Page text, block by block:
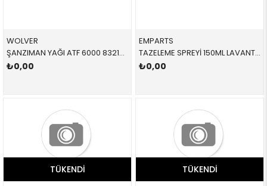
WOLVER
ŞANZIMAN YAĞI ATF 6000 83210144451 83212365933 83212365933 E46,E53,E60,E61,E63,E64,E65,E66,E70,E71,E72,E81,E8 DCT/DSG/CVT 1 LİTRE
₺0,00
EMPARTS
TAZELEME SPREYİ 150ML LAVANTA 14503 893764652 893764652
₺0,00
TÜKENDI TÜKENDI